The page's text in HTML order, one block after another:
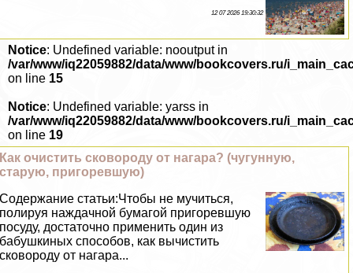
12 07 2026 19:30:32
Notice: Undefined variable: nooutput in
/var/www/iq22059882/data/www/bookcovers.ru/
on line 15
Notice: Undefined variable: yarss in
/var/www/iq22059882/data/www/bookcovers.ru/
on line 19
Как очистить сковороду от нагара? (чугунную,
старую, пригоревшую)
Содержание статьи:Чтобы не мучиться,
полируя наждачной бумагой пригоревшую
посуду, достаточно применить один из
бабушкиных способов, как вычистить
сковороду от нагара...